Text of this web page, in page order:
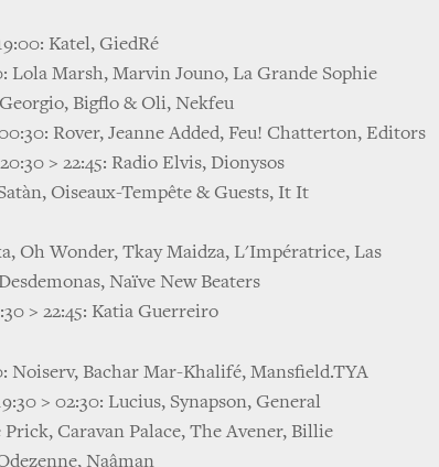
Katel, GiedRé
Lola Marsh, Marvin Jouno, La Grande Sophie
Bigflo & Oli, Nekfeu
Rover, Jeanne Added, Feu! Chatterton, Editors
> 22:45: Radio Elvis, Dionysos
Oiseaux-Tempête & Guests, It It
Oh Wonder, Tkay Maidza, L'Impératrice, Las
Naïve New Beaters
> 22:45: Katia Guerreiro
Noiserv, Bachar Mar-Khalifé, Mansfield.TYA
> 02:30: Lucius, Synapson, General
Caravan Palace, The Avener, Billie
Naâman